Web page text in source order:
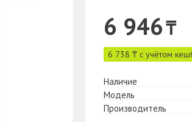
6 946₸
6 738 ₸ с учётом
Наличие
Модель
Производитель